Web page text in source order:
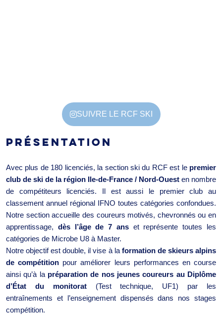
SUIVRE LE RCF SKI
PRÉSENTATION
Avec plus de 180 licenciés, la section ski du RCF est le premier
club de ski de la région Ile-de-France / Nord-Ouest en nombre
de compétiteurs licenciés. Il est aussi le premier club au
classement annuel régional IFNO toutes catégories confondues.
Notre section accueille des coureurs motivés, chevronnés ou en
apprentissage, dès l’âge de 7 anset représente toutes les
catégories de Microbe U8 à Master.
Notre objectif est double, il vise à la formation de skieurs alpins
de compétition pour améliorer leurs performances en course
ainsi qu’à la préparation de nos jeunes coureurs au Diplôme
d’État du monitorat(Test technique, UF1) par les
entraînements et l’enseignement dispensés dans nos stages
compétition.